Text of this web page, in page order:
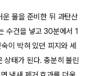
물을 준비한 뒤 과탄산
수건을 넣고 30분에서 1
이 박혀 있던 피지와 세
상태가 된다. 충분히 불린